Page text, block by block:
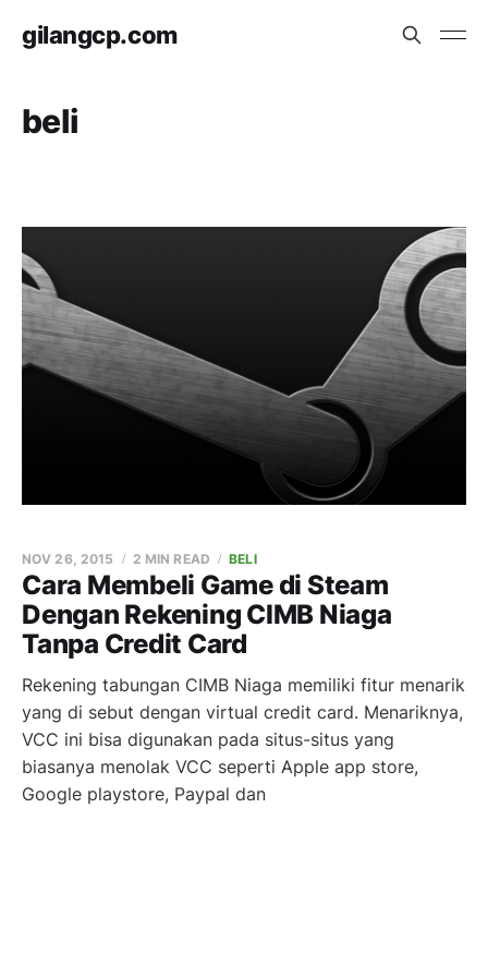
gilangcp.com
beli
Cara Membeli Game di Steam
Dengan Rekening CIMB Niaga
Tanpa Credit Card
NOV 26, 2015 2 MIN READ BELI
Rekening tabungan CIMB Niaga memiliki fitur menarik
yang di sebut dengan virtual credit card. Menariknya,
VCC ini bisa digunakan pada situs-situs yang
biasanya menolak VCC seperti Apple app store,
Google playstore, Paypal dan